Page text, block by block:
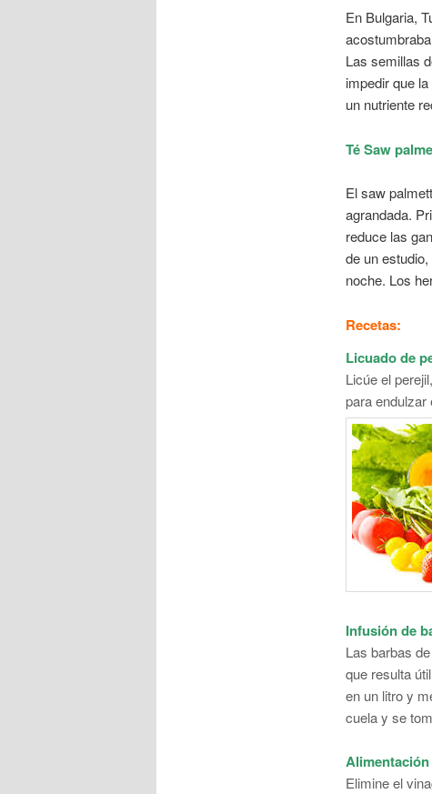
En Bulgaria,
Las semillas
impedir que
un nutriente
Té Saw
El saw
agrandada.
reduce las
de un
noche. Los
Recetas:
Licuado de
Licúe el
para endulzar
Infusión de
Las barbas
que resulta
en un litro y
cuela y se
Alimentación
Elimine el